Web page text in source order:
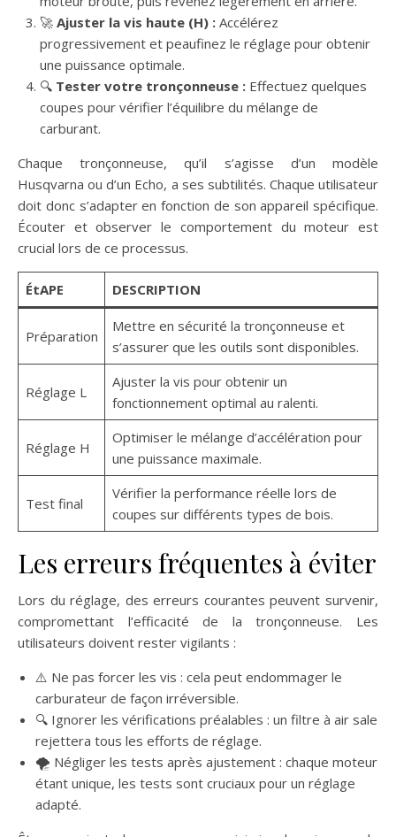
🚀 Ajuster la vis haute (H) : Accélérez
progressivement et peaufinez le réglage pour obtenir
une puissance optimale.
🔍 Tester votre tronçonneuse : Effectuez quelques
coupes pour vérifier l’équilibre du mélange de
carburant.
Chaque tronçonneuse, qu’il s’agisse d’un modèle
Husqvarna ou d’un Echo, a ses subtilités. Chaque utilisateur
doit donc s’adapter en fonction de son appareil spécifique.
Écouter et observer le comportement du moteur est
crucial lors de ce processus.
ÉtAPE DESCRIPTION
Préparation
Mettre en sécurité la tronçonneuse et
s’assurer que les outils sont disponibles.
Réglage L
Ajuster la vis pour obtenir un
fonctionnement optimal au ralenti.
Réglage H
Optimiser le mélange d’accélération pour
une puissance maximale.
Test final
Vérifier la performance réelle lors de
coupes sur différents types de bois.
Les erreurs fréquentes à éviter
Lors du réglage, des erreurs courantes peuvent survenir,
compromettant l’efficacité de la tronçonneuse. Les
utilisateurs doivent rester vigilants :
⚠️ Ne pas forcer les vis : cela peut endommager le
carburateur de façon irréversible.
🔍 Ignorer les vérifications préalables : un filtre à air sale
rejettera tous les efforts de réglage.
🌪️ Négliger les tests après ajustement : chaque moteur
étant unique, les tests sont cruciaux pour un réglage
adapté.